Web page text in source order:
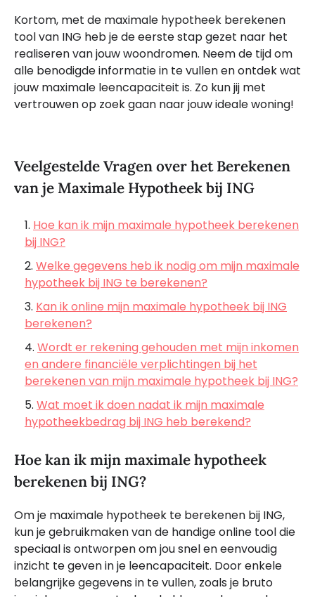
Kortom, met de maximale hypotheek berekenen
tool van ING heb je de eerste stap gezet naar het
realiseren van jouw woondromen. Neem de tijd om
alle benodigde informatie in te vullen en ontdek wat
jouw maximale leencapaciteit is. Zo kun jij met
vertrouwen op zoek gaan naar jouw ideale woning!
Veelgestelde Vragen over het Berekenen
van je Maximale Hypotheek bij ING
Hoe kan ik mijn maximale hypotheek berekenen
bij ING?
Welke gegevens heb ik nodig om mijn maximale
hypotheek bij ING te berekenen?
Kan ik online mijn maximale hypotheek bij ING
berekenen?
Wordt er rekening gehouden met mijn inkomen
en andere financiële verplichtingen bij het
berekenen van mijn maximale hypotheek bij ING?
Wat moet ik doen nadat ik mijn maximale
hypotheekbedrag bij ING heb berekend?
Hoe kan ik mijn maximale hypotheek
berekenen bij ING?
Om je maximale hypotheek te berekenen bij ING,
kun je gebruikmaken van de handige online tool die
speciaal is ontworpen om jou snel en eenvoudig
inzicht te geven in je leencapaciteit. Door enkele
belangrijke gegevens in te vullen, zoals je bruto